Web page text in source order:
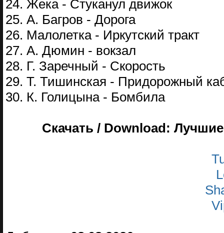
24. Жека - Стуканул движок
25. А. Багров - Дорога
26. Малолетка - Иркутский тракт
27. А. Дюмин - вокзал
28. Г. Заречный - Скорость
29. Т. Тишинская - Придорожный
30. К. Голицына - Бомбила
Скачать / Download: